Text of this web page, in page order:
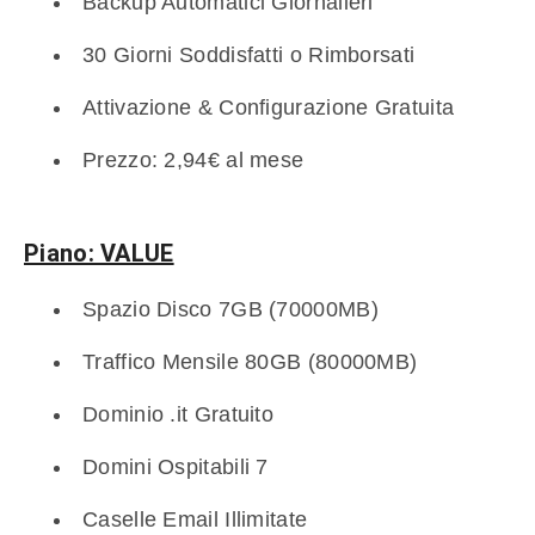
30 Giorni Soddisfatti o Rimborsati
Attivazione & Configurazione Gratuita
Prezzo: 2,94€ al mese
Piano: VALUE
Spazio Disco 7GB (70000MB)
Traffico Mensile 80GB (80000MB)
Dominio .it Gratuito
Domini Ospitabili 7
Caselle Email Illimitate